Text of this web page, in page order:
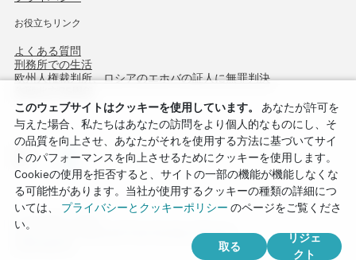
お役立ちリンク
よくある質問
刑務所での生活
欧州人権裁判所、ロシアのエホバの証人に無罪判決
Copyright © 2026
Watch Tower Bible and Tract Society of Korea.
このウェブサイトはクッキーを使用しています。
あなたが許可を
与えた場合、私たちはあなたの訪問をより個人的なものにし、そ
の品質を向上させ、あなたがそれを使用する方法に基づいてサイ
トのパフォーマンスを向上させるためにクッキーを使用します。
Cookieの使用を拒否すると、サイトの一部の機能が機能しなくな
る可能性があります。当社が使用するクッキーの種類の詳細につ
いては、 プライバシーとクッキーポリシー のページをご覧くださ
い。
取る
リジェ
クト